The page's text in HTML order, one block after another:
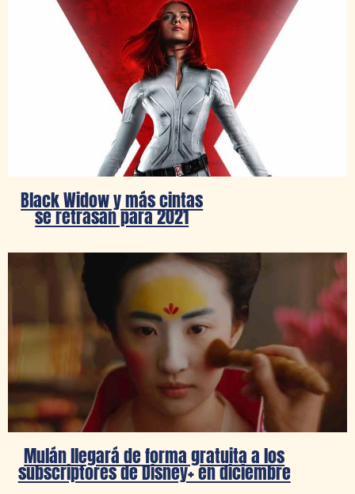
Black Widow y más cintas
se retrasan para 2021
Mulán llegará de forma gratuita a los
subscriptores de Disney+ en diciembre